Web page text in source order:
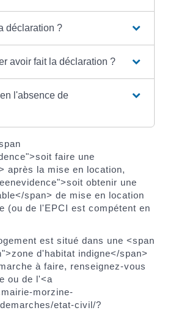
déclaration ?
avoir fait la déclaration ?
l'absence de
faire une
après la mise en location,
obtenir une
span> de mise en location
(ou de l'EPCI est compétent en
est situé dans une <span
d'habitat indigne</span>
à faire, renseignez-vous
ou de l'<a
morzine-
etat-civil/?